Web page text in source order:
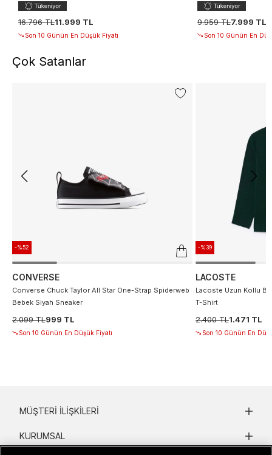
16.796 TL11.999 TL
Son 10 Günün En Düşük Fiyatı
9.959 TL7.999 TL
Son 10 Günün En
Çok Satanlar
-%52
CONVERSE
Converse Chuck Taylor All Star One-Strap Spiderweb
Bebek Siyah Sneaker
2.099 TL999 TL
Son 10 Günün En Düşük Fiyatı
-%39
LACOSTE
Lacoste Uzun Kollu
T-Shirt
2.400 TL1.471 TL
Son 10 Günün En
MÜŞTERI İLIŞKILERI
KURUMSAL